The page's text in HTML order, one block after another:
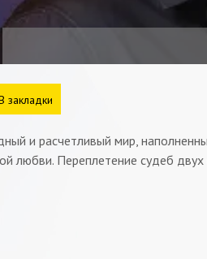
закладки
и расчетливый мир,
любви. Переплетение судеб